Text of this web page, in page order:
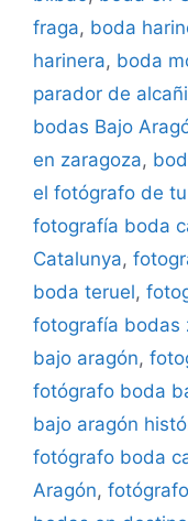
fraga, boda
harinera, boda
parador de
bodas Bajo
en zaragoza,
el fotógrafo de
fotografía boda
Catalunya,
boda teruel,
fotografía bodas
bajo aragón,
fotógrafo boda
bajo aragón
fotógrafo boda
Aragón,